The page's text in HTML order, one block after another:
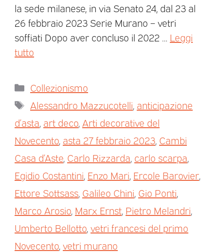
la sede milanese, in via Senato 24, dal 23 al
26 febbraio 2023 Serie Murano – vetri
soffiati Dopo aver concluso il 2022 … Leggi
tutto
Collezionismo
Alessandro Mazzucotelli anticipazione
d’asta art deco Arti decorative del
Novecento asta 27 febbraio 2023 Cambi
Casa d’Aste Carlo Rizzarda carlo scarpa
Egidio Costantini Enzo Mari Ercole Barovier
Ettore Sottsass Galileo Chini Gio Ponti
Marco Arosio Marx Ernst Pietro Melandri
Umberto Bellotto vetri francesi del primo
Novecento vetri murano